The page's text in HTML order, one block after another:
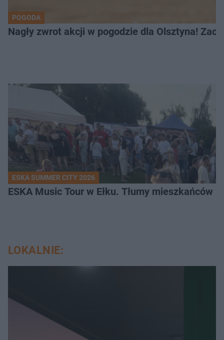
POGODA
Nagły zwrot akcji w pogodzie dla Olsztyna!
ESKA SUMMER CITY 2026
ESKA Music Tour w Ełku. Tłumy mieszkańców
LOKALNIE: